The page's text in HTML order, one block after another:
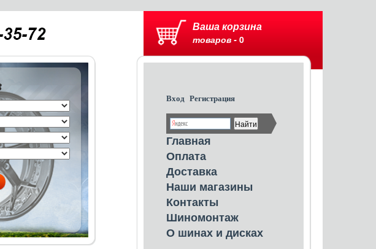
Ваша корзина
товаров - 0
Вход Регистрация
Главная
Оплата
Доставка
Наши магазины
Контакты
Шиномонтаж
О шинах и дисках